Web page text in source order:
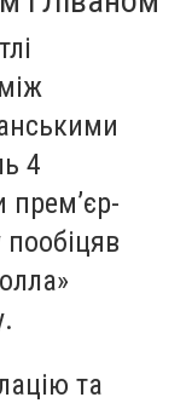
4
прем’єр-
пообіцяв
та